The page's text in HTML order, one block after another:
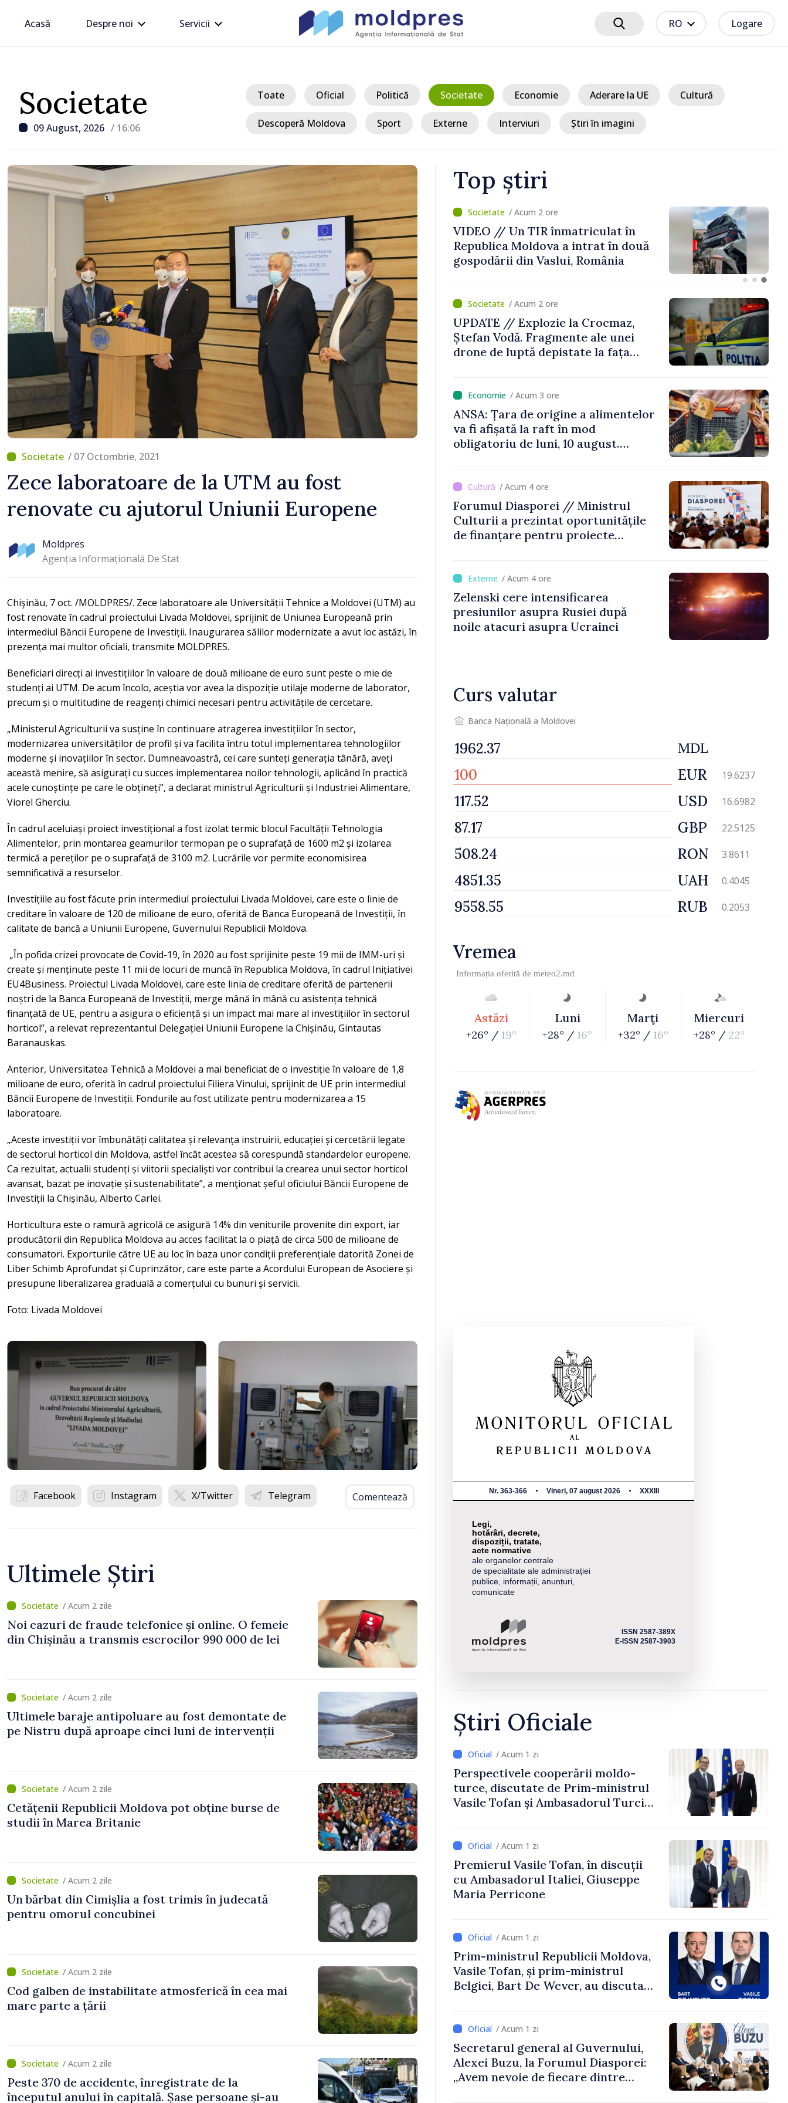
Acasă Despre noi Servicii RO Logare
Societate
09 August, 2026 / 16:06
Toate Oficial Politică Societate Economie Aderare la UE Cultură
Descoperă Moldova Sport Externe Interviuri Știri în imagini
/ 07 Octombrie, 2021
Zece laboratoare de la UTM au fost
renovate cu ajutorul Uniunii Europene
Moldpres
Agenția Informațională De Stat
Chişinău, 7 oct. /MOLDPRES/. Zece laboratoare ale Universității Tehnice a Moldovei (UTM) au
fost renovate în cadrul proiectului Livada Moldovei, sprijinit de Uniunea Europeană prin
intermediul Băncii Europene de Investiții. Inaugurarea sălilor modernizate a avut loc astăzi, în
prezența mai multor oficiali, transmite MOLDPRES.
Beneficiari direcți ai investițiilor în valoare de două milioane de euro sunt peste o mie de
studenți ai UTM. De acum încolo, aceștia vor avea la dispoziție utilaje moderne de laborator,
precum și o multitudine de reagenți chimici necesari pentru activitățile de cercetare.
„Ministerul Agriculturii va susține în continuare atragerea investițiilor în sector,
modernizarea universităților de profil și va facilita întru totul implementarea tehnologiilor
moderne și inovațiilor în sector. Dumneavoastră, cei care sunteți generația tânără, aveți
această menire, să asigurați cu succes implementarea noilor tehnologii, aplicând în practică
acele cunoștințe pe care le obțineți”, a declarat ministrul Agriculturii și Industriei Alimentare,
Viorel Gherciu.
În cadrul aceluiași proiect investițional a fost izolat termic blocul Facultății Tehnologia
Alimentelor, prin montarea geamurilor termopan pe o suprafață de 1600 m2 și izolarea
termică a pereților pe o suprafață de 3100 m2. Lucrările vor permite economisirea
semnificativă a resurselor.
Investițiile au fost făcute prin intermediul proiectului Livada Moldovei, care este o linie de
creditare în valoare de 120 de milioane de euro, oferită de Banca Europeană de Investiții, în
calitate de bancă a Uniunii Europene, Guvernului Republicii Moldova.
„În pofida crizei provocate de Covid-19, în 2020 au fost sprijinite peste 19 mii de IMM-uri și
create și menținute peste 11 mii de locuri de muncă în Republica Moldova, în cadrul Inițiativei
EU4Business. Proiectul Livada Moldovei, care este linia de creditare oferită de partenerii
noștri de la Banca Europeană de Investiții, merge mână în mână cu asistența tehnică
finanțată de UE, pentru a asigura o eficiență și un impact mai mare al investițiilor în sectorul
horticol”, a relevat reprezentantul Delegației Uniunii Europene la Chișinău, Gintautas
Baranauskas.
Anterior, Universitatea Tehnică a Moldovei a mai beneficiat de o investiție în valoare de 1,8
milioane de euro, oferită în cadrul proiectului Filiera Vinului, sprijinit de UE prin intermediul
Băncii Europene de Investiții. Fondurile au fost utilizate pentru modernizarea a 15
laboratoare.
„Aceste investiții vor îmbunătăți calitatea și relevanța instruirii, educației și cercetării legate
de sectorul horticol din Moldova, astfel încât acestea să corespundă standardelor europene.
Ca rezultat, actualii studenți și viitorii specialiști vor contribui la crearea unui sector horticol
avansat, bazat pe inovație și sustenabilitate”, a menţionat șeful oficiului Băncii Europene de
Investiții la Chișinău, Alberto Carlei.
Horticultura este o ramură agricolă ce asigură 14% din veniturile provenite din export, iar
producătorii din Republica Moldova au acces facilitat la o piață de circa 500 de milioane de
consumatori. Exporturile către UE au loc în baza unor condiții preferențiale datorită Zonei de
Liber Schimb Aprofundat și Cuprinzător, care este parte a Acordului European de Asociere și
presupune liberalizarea graduală a comerțului cu bunuri și servicii.
Foto: Livada Moldovei
Facebook Instagram X/Twitter Telegram Comentează
Ultimele Știri
/ Acum 2 zile
Noi cazuri de fraude telefonice și online. O femeie
din Chișinău a transmis escrocilor 990 000 de lei
/ Acum 2 zile
Ultimele baraje antipoluare au fost demontate de
pe Nistru după aproape cinci luni de intervenții
/ Acum 2 zile
Cetățenii Republicii Moldova pot obține burse de
studii în Marea Britanie
/ Acum 2 zile
Un bărbat din Cimișlia a fost trimis în judecată
pentru omorul concubinei
/ Acum 2 zile
Cod galben de instabilitate atmosferică în cea mai
mare parte a țării
/ Acum 2 zile
Peste 370 de accidente, înregistrate de la
începutul anului în capitală. Șase persoane și-au
Top știri
Trafic intens la postul vamal Otaci-
Moghilev-Podolsk, pe sensul de
ieșire din Republica Moldova
/ Acum 2 ore
VIDEO // Un TIR înmatriculat în
Republica Moldova a intrat în două
gospodării din Vaslui, România
/ Acum 2 ore
UPDATE // Explozie la Crocmaz,
Ștefan Vodă. Fragmente ale unei
drone de luptă depistate la fața
/ Acum 3 ore
ANSA: Țara de origine a alimentelor
va fi afișată la raft în mod
obligatoriu de luni, 10 august.
/ Acum 4 ore
Forumul Diasporei // Ministrul
Culturii a prezintat oportunitățile
de finanțare pentru proiecte
/ Acum 4 ore
Zelenski cere intensificarea
presiunilor asupra Rusiei după
noile atacuri asupra Ucrainei
Curs valutar
Banca Națională a Moldovei
MDL
EUR 19.6237
USD 16.6982
GBP 22.5125
RON 3.8611
UAH 0.4045
RUB 0.2053
Vremea
Informația oferită de meteo2.md
Astăzi
+26° / 19°
Luni
+28° / 16°
Marţi
+32° / 16°
Miercuri
+28° / 22°
Nr. 363-366 Vineri, 07 august 2026 XXXIII
Legi,
hotărâri, decrete,
dispoziții, tratate,
acte normative
ale organelor centrale
de specialitate ale administrației
publice, informații, anunțuri,
comunicate
ISSN 2587-389X
E-ISSN 2587-3903
Știri Oficiale
/ Acum 1 zi
Perspectivele cooperării moldo-
turce, discutate de Prim-ministrul
Vasile Tofan și Ambasadorul Turciei,
/ Acum 1 zi
Premierul Vasile Tofan, în discuții
cu Ambasadorul Italiei, Giuseppe
Maria Perricone
/ Acum 1 zi
Prim-ministrul Republicii Moldova,
Vasile Tofan, și prim-ministrul
Belgiei, Bart De Wever, au discutat
/ Acum 1 zi
Secretarul general al Guvernului,
Alexei Buzu, la Forumul Diasporei:
„Avem nevoie de fiecare dintre